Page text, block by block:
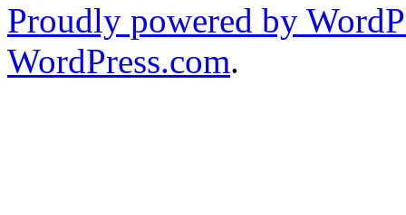
Proudly powered by
WordPress.com.